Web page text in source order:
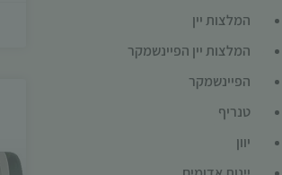
המלצות יין
המלצות יין הפיינשמקר
הפיינשמקר
טנריף
יוון